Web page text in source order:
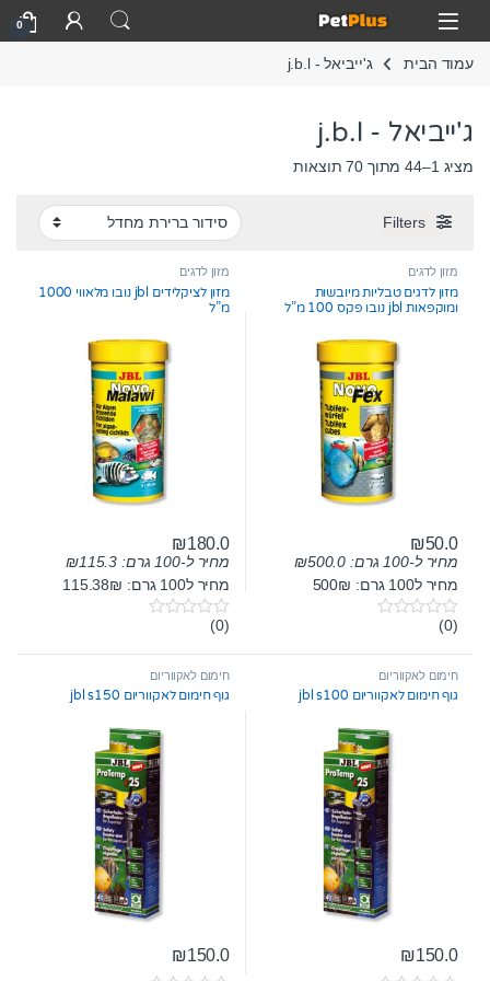
Skip to navigation
Skip to content
Open
0
עמוד הבית ג'ייביאל - j.b.l
ג'ייביאל - j.b.l
מציג 1–44 מתוך 70 תוצאות
Filters
מזון לדגים
מזון לדגים טבליות מיובשות
ומוקפאות jbl נובו פקס 100 מ”ל
₪50.0
מחיר ל-100 גרם: ₪500.0
מחיר ל100 גרם: 500₪
0
t
o
f
(0)
מזון לדגים
מזון לציקלידים jbl נובו מלאווי 1000
מ”ל
₪180.0
מחיר ל-100 גרם: ₪115.3
מחיר ל100 גרם: 115.38₪
0
t
o
f
(0)
חימום לאקווריום
גוף חימום לאקווריום jbl s100
₪150.0
חימום לאקווריום
גוף חימום לאקווריום jbl s150
₪150.0